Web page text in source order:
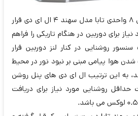
در بالا ترین قسمت پنل 8 واحدی تابا مدل سهند 4 ال ای دی قرار
برای دوربین در هنگام تاریکی را فراهم
روشنایی در کنار لنز دوربین قرار
شدن هوا پیامی مبنی بر نبود نور در محیط
به این ترتیب ال ای دی های پنل روشن
روشنایی مورد نیاز برای دریافت